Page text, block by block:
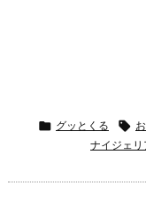
 グッとくる 
ナイジェリ